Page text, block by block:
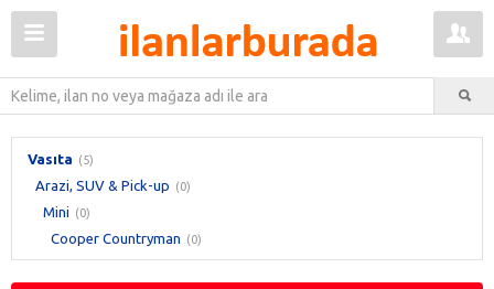
Vasıta (5)
Arazi, SUV & Pick-up (0)
Mini (0)
Cooper Countryman (0)